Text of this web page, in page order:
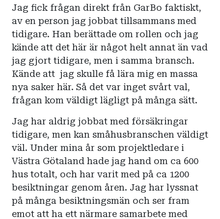
Jag fick frågan direkt från GarBo faktiskt,
av en person jag jobbat tillsammans med
tidigare. Han berättade om rollen och jag
kände att det här är något helt annat än vad
jag gjort tidigare, men i samma bransch.
Kände att jag skulle få lära mig en massa
nya saker här. Så det var inget svårt val,
frågan kom väldigt lägligt på många sätt.
Jag har aldrig jobbat med försäkringar
tidigare, men kan småhusbranschen väldigt
väl. Under mina år som projektledare i
Västra Götaland hade jag hand om ca 600
hus totalt, och har varit med på ca 1200
besiktningar genom åren. Jag har lyssnat
på många besiktningsmän och ser fram
emot att ha ett närmare samarbete med